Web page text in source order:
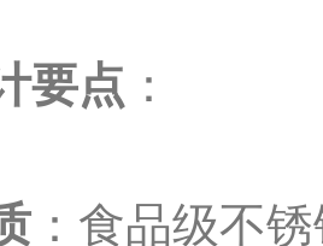
要点 ：
：食品级不